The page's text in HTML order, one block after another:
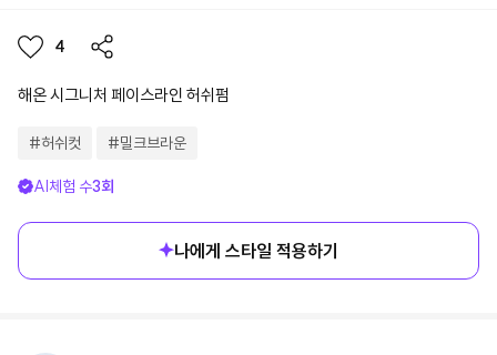
4
해온 시그니처 페이스라인 허쉬펌
#허쉬컷 #밀크브라운
AI체험 수3회
나에게 스타일 적용하기